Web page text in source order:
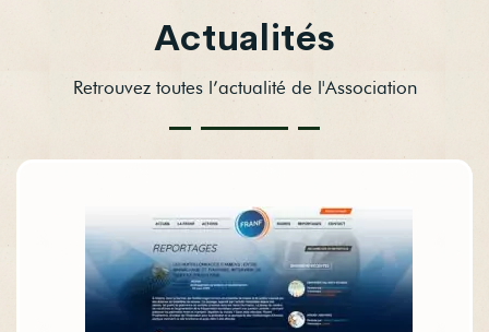
Actualités
Retrouvez toutes l’actualité de l'Association